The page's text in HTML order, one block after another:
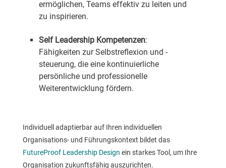
ermöglichen, Teams effektiv zu leiten und
zu inspirieren.
Self Leadership Kompetenzen:
Fähigkeiten zur Selbstreflexion und -
steuerung, die eine kontinuierliche
persönliche und professionelle
Weiterentwicklung fördern.
Individuell adaptierbar auf Ihren individuellen
Organisations- und Führungskontext bildet das
FutureProof Leadership Design ein starkes Tool, um Ihre
Organisation zukunftsfähig auszurichten.